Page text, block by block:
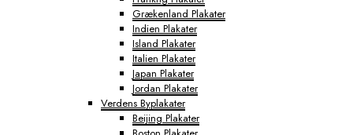
Grækenland Plakater
Indien Plakater
Island Plakater
Italien Plakater
Japan Plakater
Jordan Plakater
Verdens Byplakater
Beijing Plakater